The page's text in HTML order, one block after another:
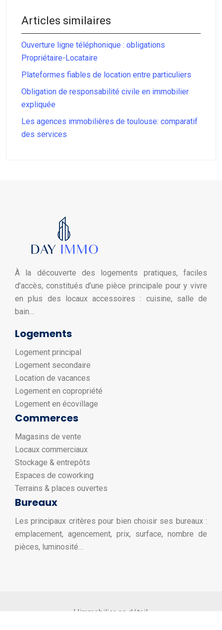
Articles similaires
Ouverture ligne téléphonique : obligations
Propriétaire-Locataire
Plateformes fiables de location entre particuliers
Obligation de responsabilité civile en immobilier
expliquée
Les agences immobilières de toulouse: comparatif
des services
À la découverte des logements pratiques, faciles
d’accès, constitués d’une pièce principale pour y vivre
en plus des locaux accessoires : cuisine, salle de
bain…
Logements
Logement principal
Logement secondaire
Location de vacances
Logement en copropriété
Logement en écovillage
Commerces
Magasins de vente
Locaux commerciaux
Stockage & entrepôts
Espaces de coworking
Terrains & places ouvertes
Bureaux
Les principaux critères pour bien choisir ses bureaux :
emplacement, agencement, prix, surface, nombre de
pièces, luminosité…
L’immobilier en détail.